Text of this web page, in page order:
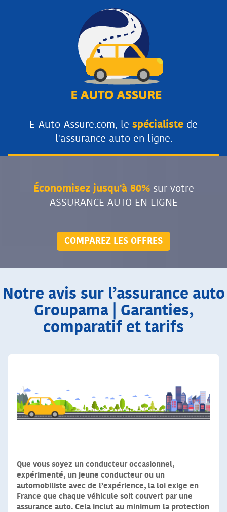
E-Auto-Assure.com, le spécialiste de
l'assurance auto en ligne.
Économisez jusqu'à 80% sur votre
ASSURANCE AUTO EN LIGNE
COMPAREZ LES OFFRES
Notre avis sur l’assurance auto
Groupama | Garanties,
comparatif et tarifs
Que vous soyez un conducteur occasionnel,
expérimenté, un jeune conducteur ou un
automobiliste avec de l’expérience, la loi exige en
France que chaque véhicule soit couvert par une
assurance auto. Cela inclut au minimum la protection